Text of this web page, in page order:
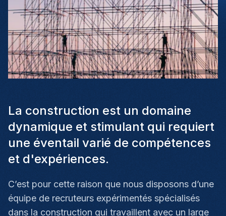
La construction est un domaine
dynamique et stimulant qui requiert
une éventail varié de compétences
et d'expériences.
C’est pour cette raison que nous disposons d’une
équipe de recruteurs expérimentés spécialisés
dans la construction qui travaillent avec un large